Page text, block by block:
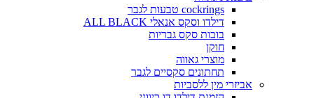
cockrings טבעות לגבר
דילדו וסקס אנאלי ALL BLACK
בובות סקס גבריות
חוקן
מוצרי גאווה
תחתונים סקסיים לגבר
אביזרי מין ללסביות